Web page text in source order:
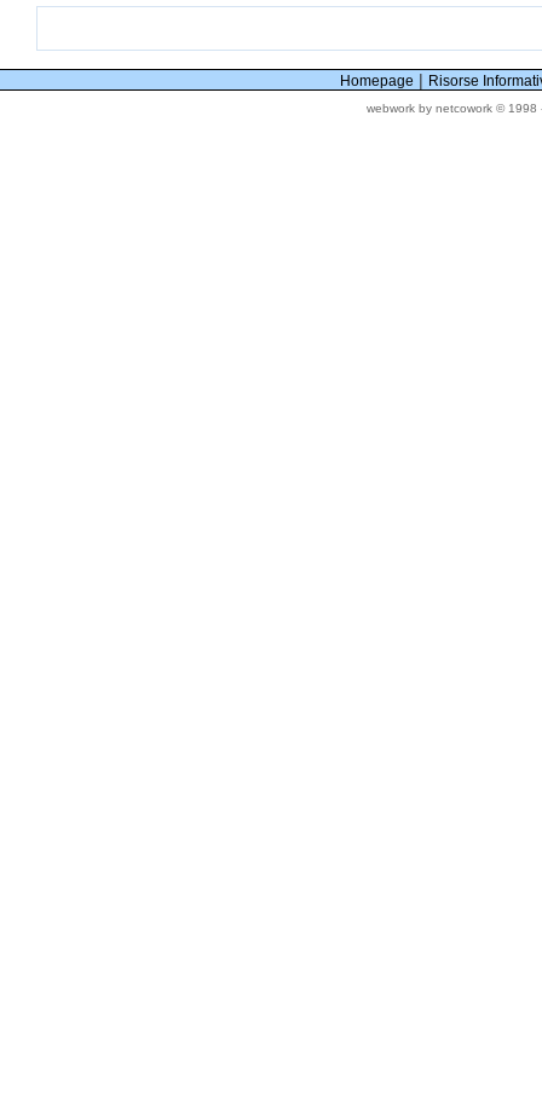
Homepage | Risorse
webwork by netcowork ©